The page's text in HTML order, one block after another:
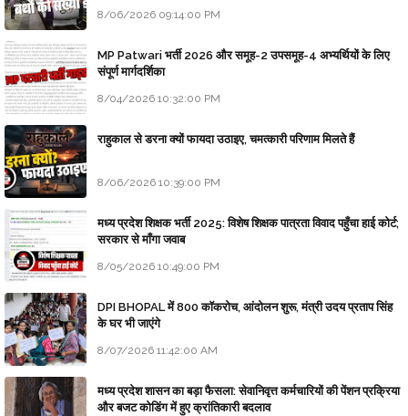
8/06/2026 09:14:00 PM
MP Patwari भर्ती 2026 और समूह-2 उपसमूह-4 अभ्यर्थियों के लिए
संपूर्ण मार्गदर्शिका
8/04/2026 10:32:00 PM
राहुकाल से डरना क्यों फायदा उठाइए, चमत्कारी परिणाम मिलते हैं
8/06/2026 10:39:00 PM
मध्य प्रदेश शिक्षक भर्ती 2025: विशेष शिक्षक पात्रता विवाद पहुँचा हाई कोर्ट;
सरकार से माँगा जवाब
8/05/2026 10:49:00 PM
DPI BHOPAL में 800 कॉकरोच, आंदोलन शुरू, मंत्री उदय प्रताप सिंह
के घर भी जाएंगे
8/07/2026 11:42:00 AM
मध्य प्रदेश शासन का बड़ा फैसला: सेवानिवृत्त कर्मचारियों की पेंशन प्रक्रिया
और बजट कोडिंग में हुए क्रांतिकारी बदलाव